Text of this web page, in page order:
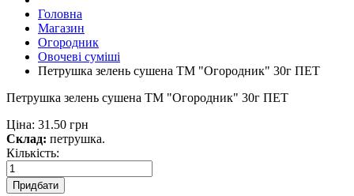
Головна
Магазин
Огородник
Овочеві суміші
Петрушка зелень сушена ТМ "Огородник" 30г ПЕТ
Петрушка зелень сушена ТМ "Огородник" 30г ПЕТ
Ціна: 31.50 грн
Склад: петрушка.
Кількість:
Придбати